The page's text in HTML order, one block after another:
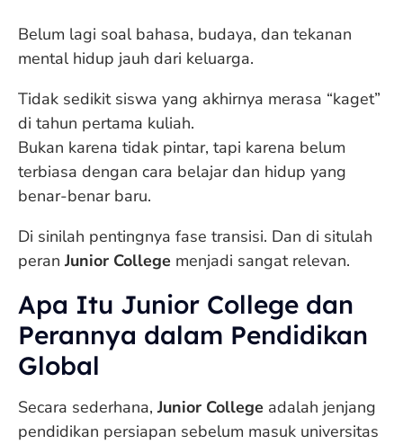
Belum lagi soal bahasa, budaya, dan tekanan
mental hidup jauh dari keluarga.
Tidak sedikit siswa yang akhirnya merasa “kaget”
di tahun pertama kuliah.
Bukan karena tidak pintar, tapi karena belum
terbiasa dengan cara belajar dan hidup yang
benar-benar baru.
Di sinilah pentingnya fase transisi. Dan di situlah
peranJunior College menjadi sangat relevan.
Apa Itu Junior College dan
Perannya dalam Pendidikan
Global
Secara sederhana,Junior College adalah jenjang
pendidikan persiapan sebelum masuk universitas